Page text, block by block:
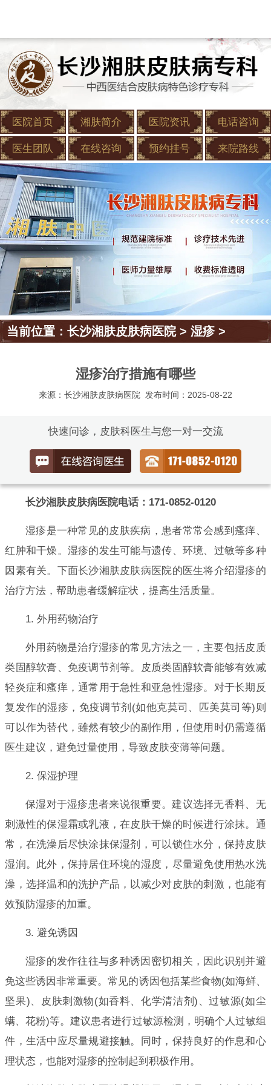
医院首页 湘肤简介 医院资讯 电话咨询
医生团队 在线咨询 预约挂号 来院路线
当前位置：长沙湘肤皮肤病医院>湿疹>
湿疹治疗措施有哪些
来源：长沙湘肤皮肤病医院 发布时间：2025-08-22
快速问诊，皮肤科医生与您一对一交流
长沙湘肤皮肤病医院电话：171-0852-0120
湿疹是一种常见的皮肤疾病，患者常常会感到瘙痒、
红肿和干燥。湿疹的发生可能与遗传、环境、过敏等多种
因素有关。下面长沙湘肤皮肤病医院的医生将介绍湿疹的
治疗方法，帮助患者缓解症状，提高生活质量。
1. 外用药物治疗
外用药物是治疗湿疹的常见方法之一，主要包括皮质
类固醇软膏、免疫调节剂等。皮质类固醇软膏能够有效减
轻炎症和瘙痒，通常用于急性和亚急性湿疹。对于长期反
复发作的湿疹，免疫调节剂(如他克莫司、匹美莫司等)则
可以作为替代，雖然有较少的副作用，但使用时仍需遵循
医生建议，避免过量使用，导致皮肤变薄等问题。
2. 保湿护理
保湿对于湿疹患者来说很重要。建议选择无香料、无
刺激性的保湿霜或乳液，在皮肤干燥的时候进行涂抹。通
常，在洗澡后尽快涂抹保湿剂，可以锁住水分，保持皮肤
湿润。此外，保持居住环境的湿度，尽量避免使用热水洗
澡，选择温和的洗护产品，以减少对皮肤的刺激，也能有
效预防湿疹的加重。
3. 避免诱因
湿疹的发作往往与多种诱因密切相关，因此识别并避
免这些诱因非常重要。常见的诱因包括某些食物(如海鲜、
坚果)、皮肤刺激物(如香料、化学清洁剂)、过敏源(如尘
螨、花粉)等。建议患者进行过敏源检测，明确个人过敏组
件，生活中应尽量规避接触。同时，保持良好的作息和心
理状态，也能对湿疹的控制起到积极作用。